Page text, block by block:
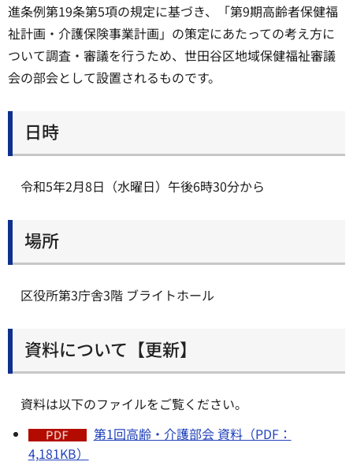
進条例第19条第5項の規定に基づき、「第9期高齢者保健福
祉計画・介護保険事業計画」の策定にあたっての考え方に
ついて調査・審議を行うため、世田谷区地域保健福祉審議
会の部会として設置されるものです。
日時
令和5年2月8日（水曜日）午後6時30分から
場所
区役所第3庁舎3階 ブライトホール
資料について【更新】
資料は以下のファイルをご覧ください。
第1回高齢・介護部会 資料（PDF：
4,181KB）